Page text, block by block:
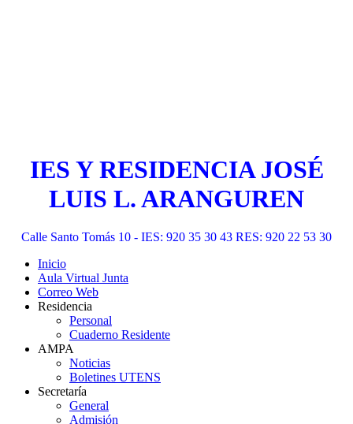
IES Y RESIDENCIA JOSÉ
LUIS L. ARANGUREN
Calle Santo Tomás 10 - IES: 920 35 30 43 RES: 920 22 53 30
Inicio
Aula Virtual Junta
Correo Web
Residencia
Personal
Cuaderno Residente
AMPA
Noticias
Boletines UTENS
Secretaría
General
Admisión